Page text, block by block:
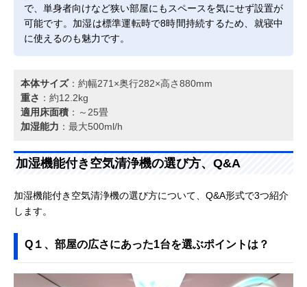
で、単身者向けなど狭い部屋にもスペースを気にせず設置が
可能です。加湿は標準運転時で8時間持続するため、就寝中
に使えるのも魅力です。
本体サイズ：約幅271×奥行282×高さ880mm
重さ ：約12.2kg
適用床面積 ：～25畳
加湿能力 ：最大500ml/h
加湿機能付き空気清浄機の選び方、Q&A
加湿機能付き空気清浄機の選び方について、Q&A形式で3つ紹介
します。
Q１、部屋の広さにあった1台を選ぶポイントは？